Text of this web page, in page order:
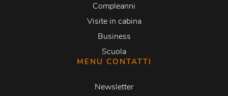
Compleanni
Visite in cabina
Business
Scuola
MENU CONTATTI
Newsletter